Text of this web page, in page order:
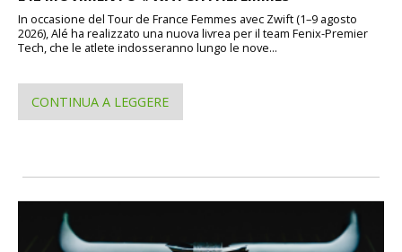
In occasione del Tour de France Femmes avec Zwift (1–9 agosto
2026), Alé ha realizzato una nuova livrea per il team Fenix-Premier
Tech, che le atlete indosseranno lungo le nove...
CONTINUA A LEGGERE